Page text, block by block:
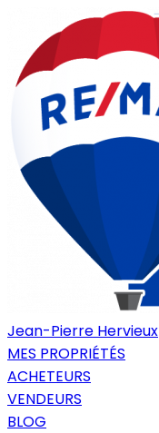
Jean-Pierre Hervieux
MES PROPRIÉTÉS
ACHETEURS
VENDEURS
BLOG